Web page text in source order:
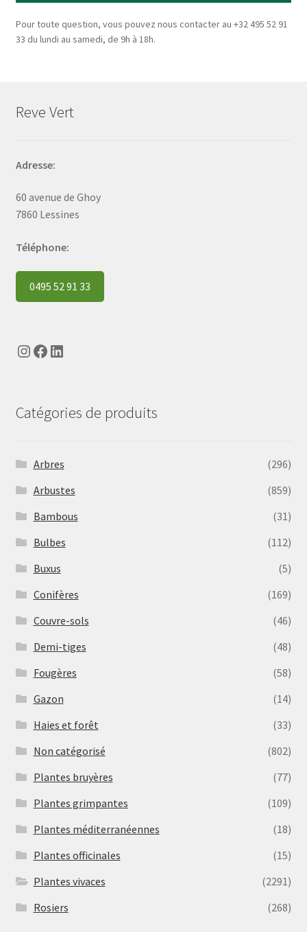
Pour toute question, vous pouvez nous contacter au +32 495 52 91
33 du lundi au samedi, de 9h à 18h.
Reve Vert
Adresse:
60 avenue de Ghoy
7860 Lessines
Téléphone:
0495 52 91 33
Instagram
Facebook
LinkedIn
Catégories de produits
Arbres
(296)
Arbustes
(859)
Bambous
(31)
Bulbes
(112)
Buxus
(5)
Conifères
(169)
Couvre-sols
(46)
Demi-tiges
(48)
Fougères
(58)
Gazon
(14)
Haies et forêt
(33)
Non catégorisé
(802)
Plantes bruyères
(77)
Plantes grimpantes
(109)
Plantes méditerranéennes
(18)
Plantes officinales
(15)
Plantes vivaces
(2291)
Rosiers
(268)